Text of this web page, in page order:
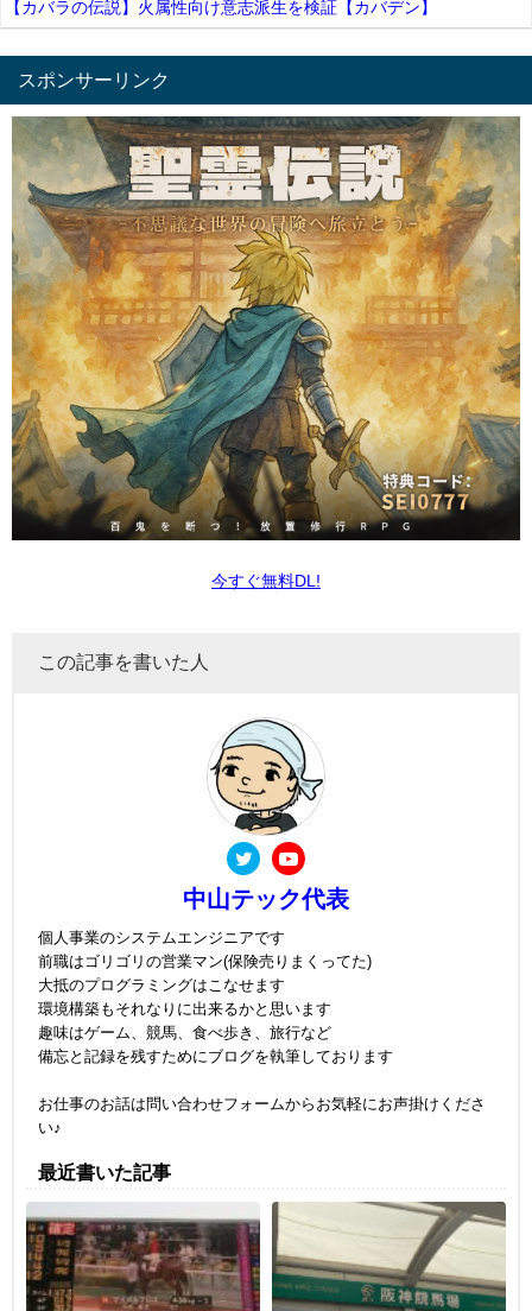
【カバラの伝説】火属性向け意志派生を検証【カバデン】
スポンサーリンク
今すぐ無料DL!
この記事を書いた人
中山テック代表
個人事業のシステムエンジニアです
前職はゴリゴリの営業マン(保険売りまくってた)
大抵のプログラミングはこなせます
環境構築もそれなりに出来るかと思います
趣味はゲーム、競馬、食べ歩き、旅行など
備忘と記録を残すためにブログを執筆しております
お仕事のお話は問い合わせフォームからお気軽にお声掛けくださ
い♪
最近書いた記事